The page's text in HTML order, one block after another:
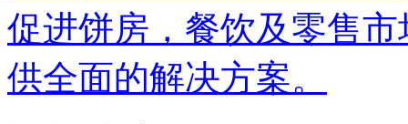
促进饼房，餐饮及零售
供全面的解决方案。